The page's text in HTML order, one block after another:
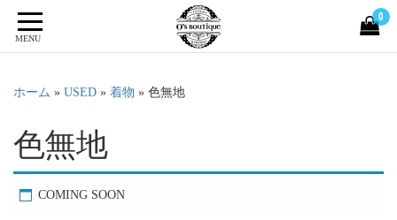
MENU
0
ホーム » USED » 着物 » 色無地
色無地
COMING SOON